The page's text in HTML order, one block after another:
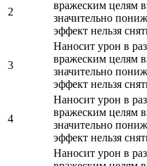
2
вражеским целям
значительно
эффект нельзя
3
Наносит урон в
вражеским целям
значительно
эффект нельзя
4
Наносит урон в
вражеским целям
значительно
эффект нельзя
Наносит урон в